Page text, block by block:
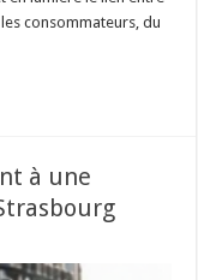
consommateurs, du
à une